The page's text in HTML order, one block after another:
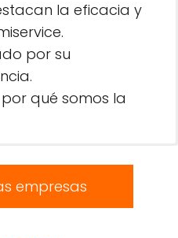
la eficacia y
por su
qué somos la
empresas